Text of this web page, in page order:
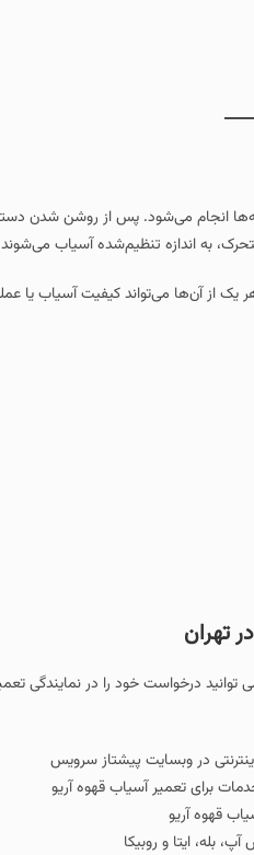
انجام می‌شود. پس از روشن شدن
به اندازه تنظیم‌شده آسیاب
از آن‌ها می‌تواند کیفیت آسیاب یا
تهران
توانید درخواست خود را در نمایندگی
در وبسایت پیشتاز سرویس
برای تعمیر آسیاب قهوه آریو
قهوه آریو
بله، ایتا و روبیکا